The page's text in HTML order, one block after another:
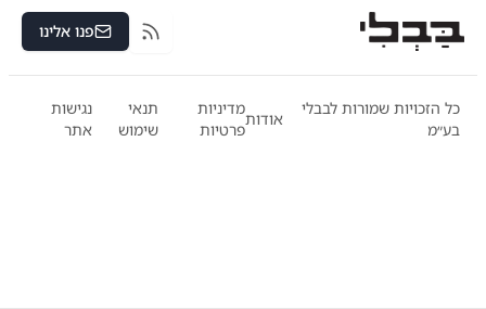
RSS פנו אלינו
כל הזכויות שמורות לבבלי
בע״מ
אודות
מדיניות
פרטיות
תנאי
שימוש
נגישות
אתר